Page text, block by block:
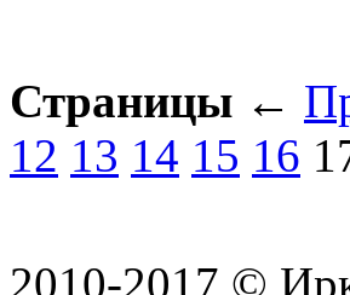
Страницы ←
12 13 14 15 16
2010-2017 ©